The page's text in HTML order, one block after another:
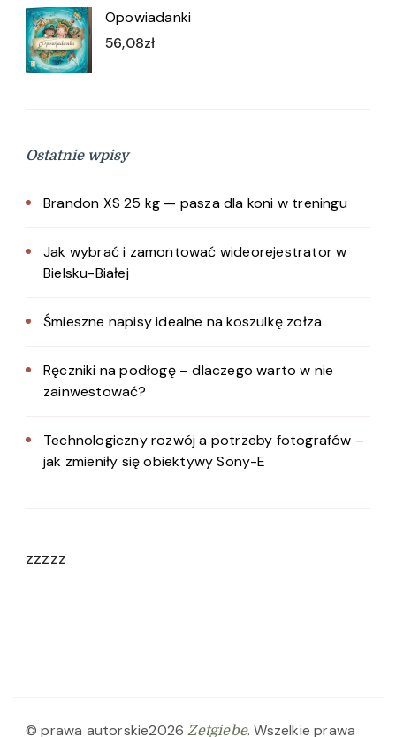
Opowiadanki
56,08zł
Ostatnie wpisy
Brandon XS 25 kg — pasza dla koni w treningu
Jak wybrać i zamontować wideorejestrator w
Bielsku-Białej
Śmieszne napisy idealne na koszulkę zołza
Ręczniki na podłogę – dlaczego warto w nie
zainwestować?
Technologiczny rozwój a potrzeby fotografów –
jak zmieniły się obiektywy Sony-E
zzzzz
© prawa autorskie2026Zetgiebe. Wszelkie prawa